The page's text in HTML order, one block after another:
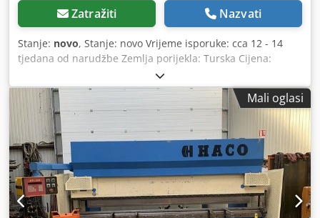
2 komada - Upravljanje: MTP-3212 - Stezanje alata:
AMADA-kompatibilni sustav za brzo stezanje TEHNIČKA
PODRŠKA Naši stručnjaci pružaju vam podršku pri
planiranju procesa savijanja za složene komponente,
odabiru prikladnih materijala i alata te određivanju
optimalnih radnih parametara. Prije kupnje nudimo i
tehničko savjetovanje pri odabiru odgovarajućeg stroja i
opreme. Moguća je organizacija dostave. Troškovi
transporta izračunavaju se individualno, ovisno o mjestu
isporuke. Molimo, pošaljite nam adresu ili poštanski broj
za isporuku kako bismo mogli izraditi ponudu za transport.
Zatražiti Nazvati
Stanje: novo, Stanje: novo Vrijeme isporuke: cca 12 - 14
tjedana od narudžbe Zemlja porijekla: Turska Cijena:
98.300 € Leasing rata: 1.857,87 € Pritisna sila: 135 tona
Duljina savijanja: 3.050 mm Osovine: Y1 / Y2 / X i R os Hod:
265 mm Razmak između postolja: 2.600 mm Dubina
umetanja u bočnim nosačima: 410 mm Visina ugradnje:
530 mm Koncept pogona: hidraulički Brzina rapidnog hoda
Y-osi: 200 mm/s Radna brzina Y-osi: 10 mm/s Brzina
povratnog hoda Y-osi: 200 mm/s Put stražnjeg graničnika
X-osi: 650 mm Brzina stražnjeg graničnika X-osi: 500 mm/s
Put stražnjeg graničnika R-osi: 250 mm Dsdpfx Aswirr
Rjifjkr Visina stola: 900 mm Širina stola: 104 mm Duljina:
Mali oglasi